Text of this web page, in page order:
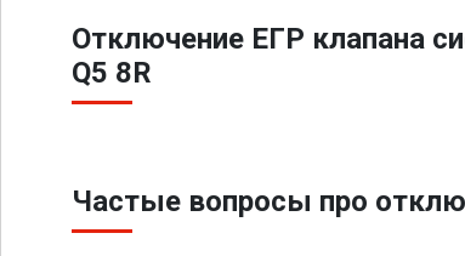
Отключение ЕГР клапана
Q5 8R
Частые вопросы про